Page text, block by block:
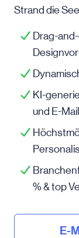
Strand die
Drag-
KI-
und E-
% & top
E-